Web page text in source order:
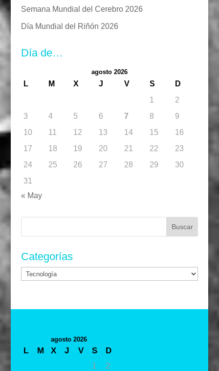
Semana Mundial del Cerebro 2026
Día Mundial del Riñón 2026
Día de…
agosto 2026
L M X J V S
D
1
2
3
4 5 6 7 8
9
10
11 12 13 14 15
16
17
18 19 20 21 22
23
24
25 26 27 28 29
30
31
« May
Buscar:
Categorías
Categorías
agosto 2026
L M X J V S
D
1
2